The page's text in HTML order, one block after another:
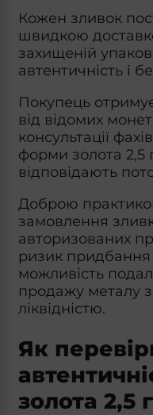
Кожен зливок
швидкою
захищеній
автентичність і
Покупець
від відомих
консультації
форми золота 2,5
відповідають
Доброю
замовлення
авторизованих
ризик придбання
можливість
продажу металу
ліквідністю.
Як
золота 2,5